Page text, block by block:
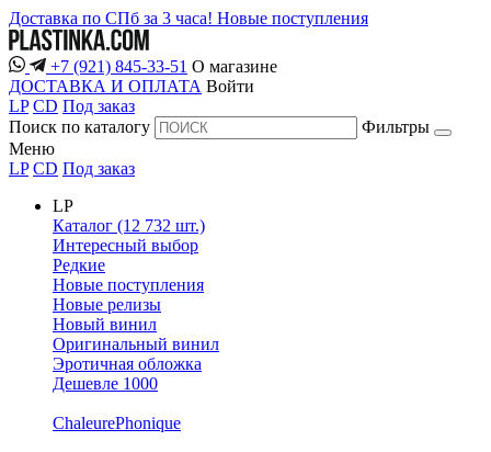
Доставка по СПб за 3 часа! Новые поступления
+7 (921) 845-33-51 О магазине
ДОСТАВКА И ОПЛАТА Войти
LP CD Под заказ
Поиск по каталогу
Фильтры
Меню
LP CD Под заказ
LP
Каталог (12 732 шт.)
Интересный выбор
Редкие
Новые поступления
Новые релизы
Новый винил
Оригинальный винил
Эротичная обложка
Дешевле 1000
ChaleurePhonique